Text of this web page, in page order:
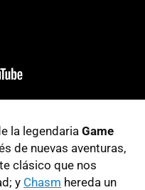
la legendaria Game
de nuevas aventuras,
clásico que nos
y Chasm hereda un